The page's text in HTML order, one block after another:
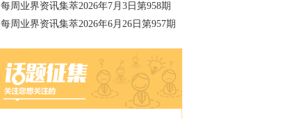
每周业界资讯集萃2026年7月3日第958期
每周业界资讯集萃2026年6月26日第957期